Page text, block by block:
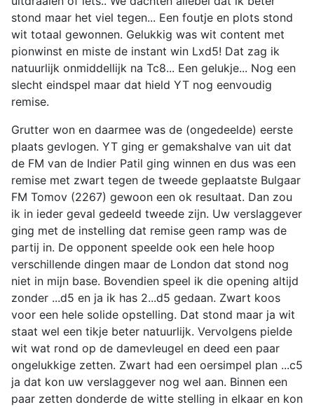
stond maar het viel tegen... Een foutje en plots stond
wit totaal gewonnen. Gelukkig was wit content met
pionwinst en miste de instant win Lxd5! Dat zag ik
natuurlijk onmiddellijk na Tc8... Een gelukje... Nog een
slecht eindspel maar dat hield YT nog eenvoudig
remise.
Grutter won en daarmee was de (ongedeelde) eerste
plaats gevlogen. YT ging er gemakshalve van uit dat
de FM van de Indier Patil ging winnen en dus was een
remise met zwart tegen de tweede geplaatste Bulgaar
FM Tomov (2267) gewoon een ok resultaat. Dan zou
ik in ieder geval gedeeld tweede zijn. Uw verslaggever
ging met de instelling dat remise geen ramp was de
partij in. De opponent speelde ook een hele hoop
verschillende dingen maar de London dat stond nog
niet in mijn base. Bovendien speel ik die opening altijd
zonder ...d5 en ja ik has 2...d5 gedaan. Zwart koos
voor een hele solide opstelling. Dat stond maar ja wit
staat wel een tikje beter natuurlijk. Vervolgens pielde
wit wat rond op de damevleugel en deed een paar
ongelukkige zetten. Zwart had een oersimpel plan ...c5
ja dat kon uw verslaggever nog wel aan. Binnen een
paar zetten donderde de witte stelling in elkaar en kon